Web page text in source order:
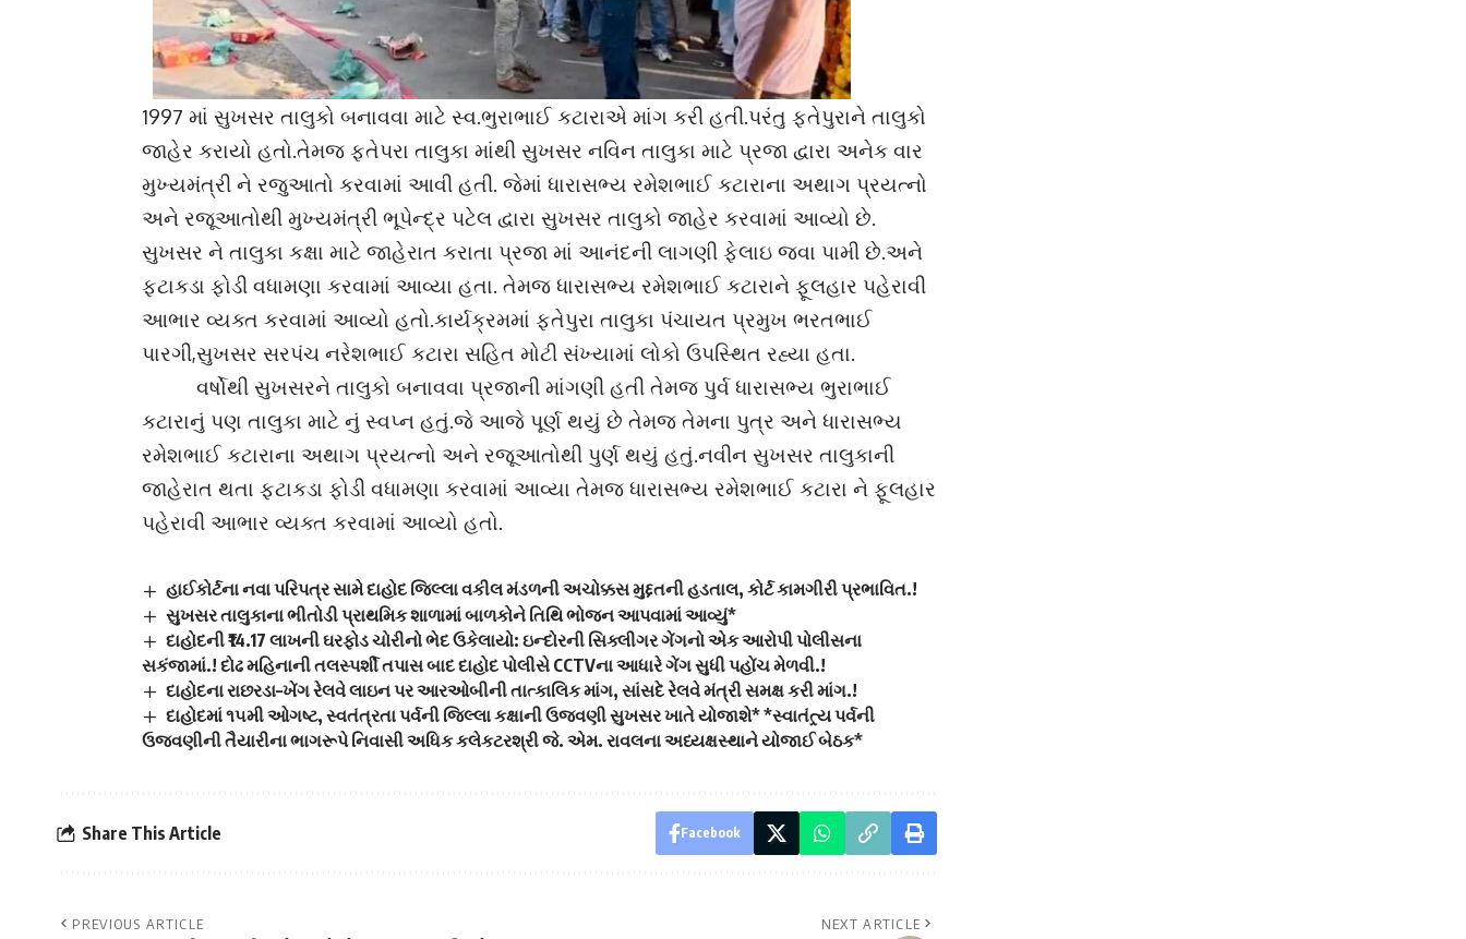
1997 માં સુખસર તાલુકો બનાવવા માટે સ્વ.ભુરાભાઈ કટારાએ માંગ કરી હતી.પરંતુ ફતેપુરાને તાલુકો
જાહેર કરાયો હતો.તેમજ ફતેપરા તાલુકા માંથી સુખસર નવિન તાલુકા માટે પ્રજા દ્વારા અનેક વાર
મુખ્યમંત્રી ને રજુઆતો કરવામાં આવી હતી. જેમાં ધારાસભ્ય રમેશભાઈ કટારાના અથાગ પ્રયત્નો
અને રજૂઆતોથી મુખ્યમંત્રી ભૂપેન્દ્ર પટેલ દ્વારા સુખસર તાલુકો જાહેર કરવામાં આવ્યો છે.
સુખસર ને તાલુકા કક્ષા માટે જાહેરાત કરાતા પ્રજા માં આનંદની લાગણી ફેલાઇ જવા પામી છે.અને
ફટાકડા ફોડી વધામણા કરવામાં આવ્યા હતા. તેમજ ધારાસભ્ય રમેશભાઈ કટારાને ફૂલહાર પહેરાવી
આભાર વ્યક્ત કરવામાં આવ્યો હતો.કાર્યક્રમમાં ફતેપુરા તાલુકા પંચાયત પ્રમુખ ભરતભાઈ
પારગી,સુખસર સરપંચ નરેશભાઈ કટારા સહિત મોટી સંખ્યામાં લોકો ઉપસ્થિત રહ્યા હતા.
વર્ષોથી સુખસરને તાલુકો બનાવવા પ્રજાની માંગણી હતી તેમજ પુર્વ ધારાસભ્ય ભુરાભાઈ
કટારાનું પણ તાલુકા માટે નું સ્વપ્ન હતું.જે આજે પૂર્ણ થયું છે તેમજ તેમના પુત્ર અને ધારાસભ્ય
રમેશભાઈ કટારાના અથાગ પ્રયત્નો અને રજૂઆતોથી પુર્ણ થયું હતું.નવીન સુખસર તાલુકાની
જાહેરાત થતા ફટાકડા ફોડી વધામણા કરવામાં આવ્યા તેમજ ધારાસભ્ય રમેશભાઈ કટારા ને ફૂલહાર
પહેરાવી આભાર વ્યક્ત કરવામાં આવ્યો હતો.
હાઈકોર્ટના નવા પરિપત્ર સામે દાહોદ જિલ્લા વકીલ મંડળની અચોક્કસ મુદ્દતની હડતાલ, કોર્ટ કામગીરી પ્રભાવિત.!
સુખસર તાલુકાના ભીતોડી પ્રાથમિક શાળામાં બાળકોને તિથિ ભોજન આપવામાં આવ્યું*
દાહોદની ₹14.17 લાખની ઘરફોડ ચોરીનો ભેદ ઉકેલાયો: ઇન્દોરની સિક્લીગર ગેંગનો એક આરોપી પોલીસના
સકંજામાં.! દોઢ મહિનાની તલસ્પર્શી તપાસ બાદ દાહોદ પોલીસે CCTVના આધારે ગેંગ સુધી પહોંચ મેળવી.!
દાહોદના રાછરડા–ખેંગ રેલવે લાઇન પર આરઓબીની તાત્કાલિક માંગ, સાંસદે રેલવે મંત્રી સમક્ષ કરી માંગ.!
દાહોદમાં ૧૫મી ઓગષ્ટ, સ્વતંત્રતા પર્વની જિલ્લા કક્ષાની ઉજવણી સુખસર ખાતે યોજાશે* *સ્વાતંત્ર્ય પર્વની
ઉજવણીની તૈયારીના ભાગરૂપે નિવાસી અધિક કલેકટરશ્રી જે. એમ. રાવલના અધ્યક્ષસ્થાને યોજાઈ બેઠક*
Share This Article Facebook
PREVIOUS ARTICLE NEXT ARTICLE